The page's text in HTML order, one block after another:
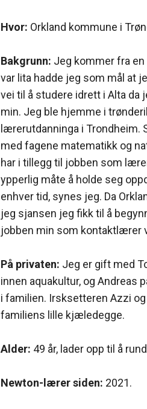
Hvor: Orkland kommune i
Bakgrunn: Jeg kommer fra
var lita hadde jeg som mål at
vei til å studere idrett i Alta da
min. Jeg ble hjemme i
lærerutdanninga i Trondheim.
med fagene matematikk og
har i tillegg til jobben som
ypperlig måte å holde seg
enhver tid, synes jeg. Da
jeg sjansen jeg fikk til å
jobben min som kontaktlærer
På privaten: Jeg er gift med
innen aquakultur, og Andreas
i familien. Irsksetteren Azzi
familiens lille kjæledegge.
Alder: 49 år, lader opp til å
Newton-lærer siden: 2021.